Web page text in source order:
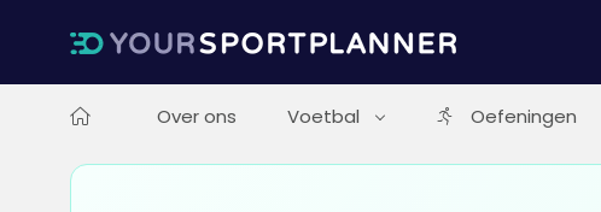
Over ons Voetbal Oefeningen